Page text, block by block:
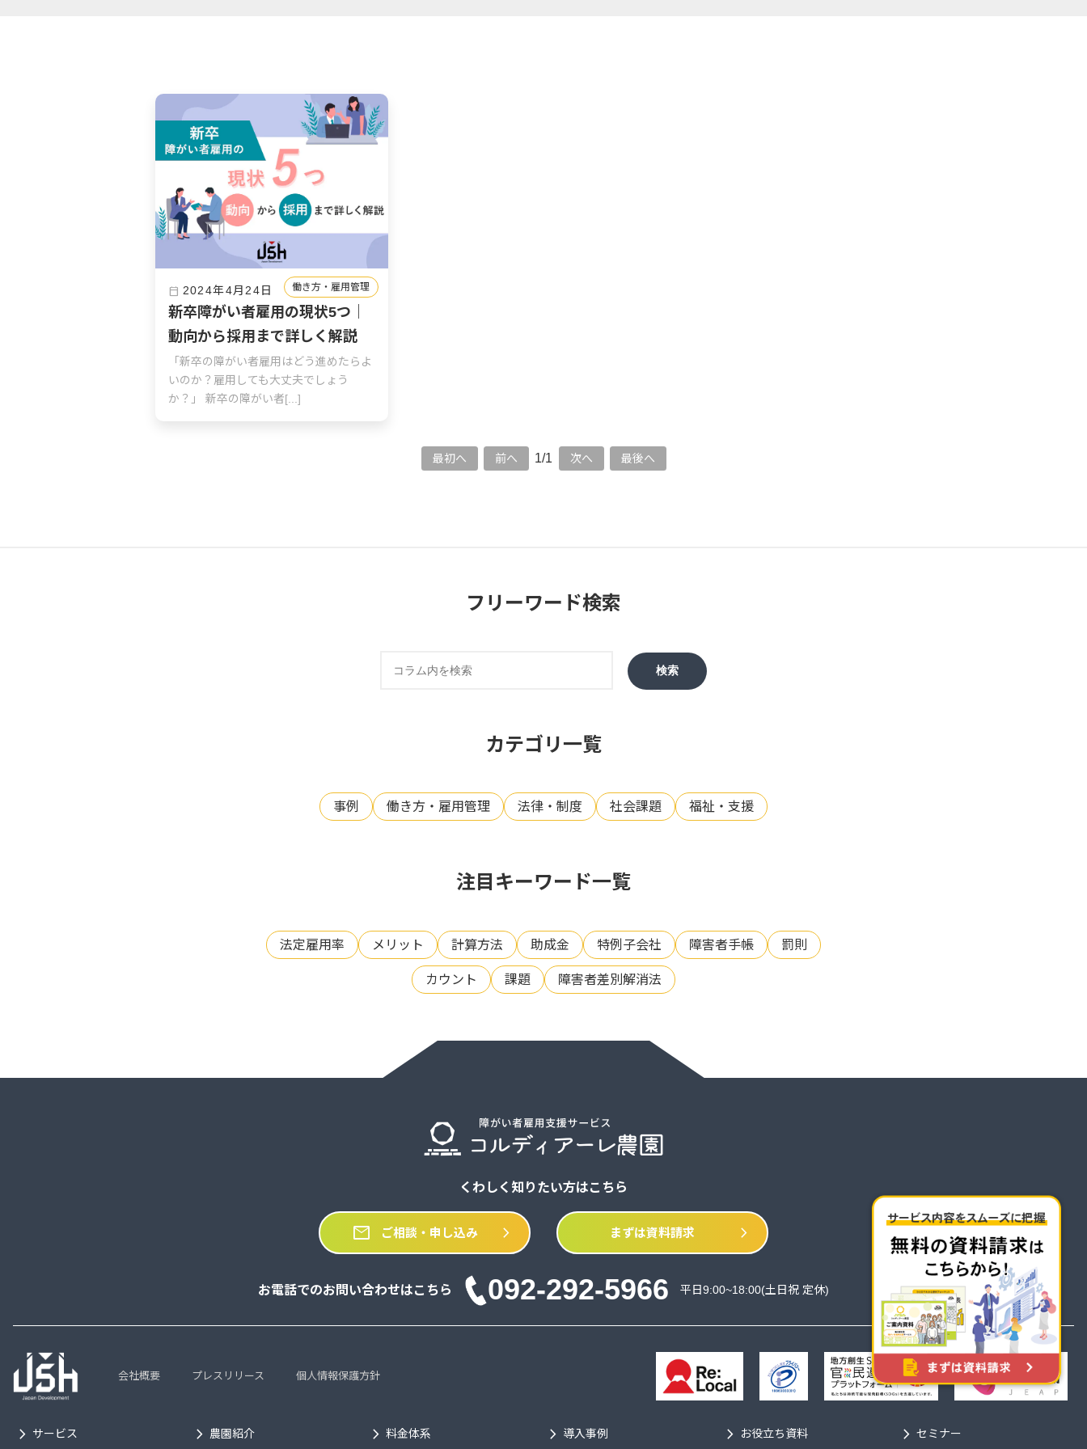
calendar_today 2024年4月24日
新卒障がい者雇用の現状5つ｜
動向から採用まで詳しく解説
「新卒の障がい者雇用はどう進めたらよ
いのか？雇用しても大丈夫でしょう
か？」 新卒の障がい者[...]
働き方・雇用管理
最初へ 前へ 1/1 次へ 最後へ
フリーワード検索
検索
カテゴリ一覧
事例 働き方・雇用管理 法律・制度 社会課題 福祉・支援
注目キーワード一覧
法定雇用率 メリット 計算方法 助成金 特例子会社 障害者手帳 罰則
カウント 課題 障害者差別解消法
くわしく知りたい方はこちら
mail ご相談・申し込み chevron_right まずは資料請求 chevron_right
お電話でのお問い合わせはこちら 092-292-5966 平日9:00~18:00(土日祝 定休)
会社概要 プレスリリース 個人情報保護方針
chevron_right サービス chevron_right 農園紹介 chevron_right料金体系 chevron_right 導入事例 chevron_right お役立ち資料 chevron_rightセミナー